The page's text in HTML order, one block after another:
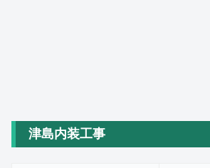
津島内装工事